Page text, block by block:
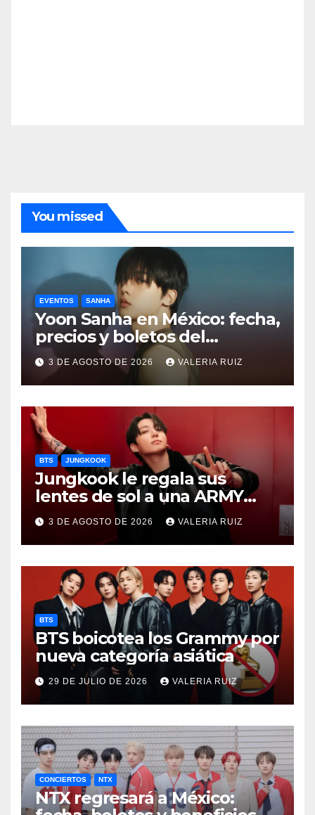
You missed
EVENTOS SANHA
Yoon Sanha en México: fecha,
precios y boletos del
FANCON
3 DE AGOSTO DE 2026 VALERIA RUIZ
BTS JUNGKOOK
Jungkook le regala sus
lentes de sol a una ARMY
durante concierto de BTS
3 DE AGOSTO DE 2026 VALERIA RUIZ
BTS
BTS boicotea los Grammy por
nueva categoría asiática
29 DE JULIO DE 2026 VALERIA RUIZ
CONCIERTOS NTX
NTX regresará a México: